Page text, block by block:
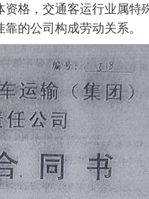
格，交通客运行业属
的公司构成劳动关系。